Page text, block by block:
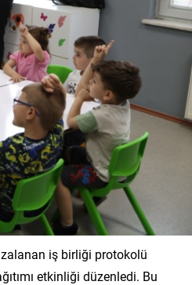
iş birliği protokolü
etkinliği düzenledi. Bu